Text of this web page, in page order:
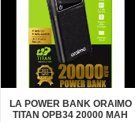
LA POWER BANK ORAIMO
TITAN OPB34 20000 MAH